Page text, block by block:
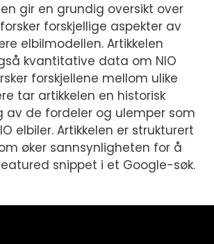
gir en grundig oversikt over
forskjellige aspekter av
elbilmodellen. Artikkelen
kvantitative data om NIO
forskjellene mellom ulike
tar artikkelen en historisk
av de fordeler og ulemper som
elbiler. Artikkelen er strukturert
øker sannsynligheten for å
snippet i et Google-søk.